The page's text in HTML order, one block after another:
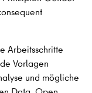
Arbeitsschritte
Vorlagen
und mögliche